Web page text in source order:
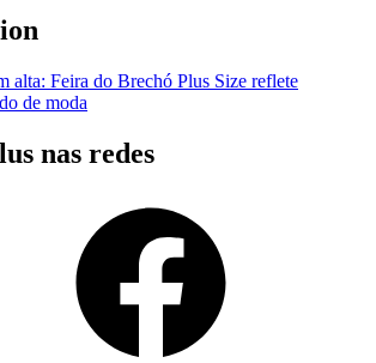
alta: Feira do Brechó Plus Size reflete
de moda
nas redes